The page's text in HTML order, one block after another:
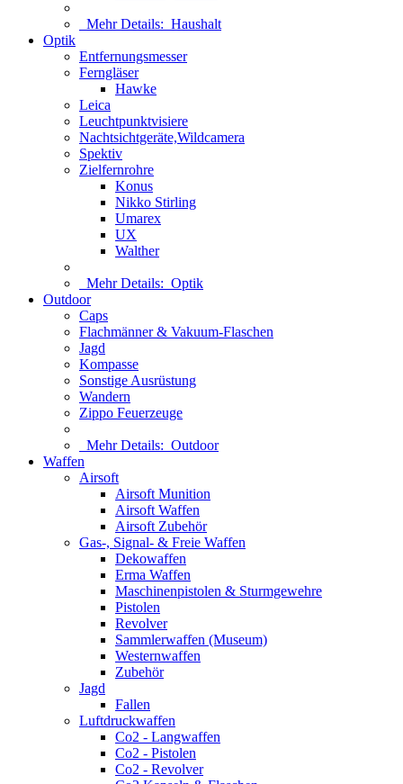
Mehr Details: Haushalt
Optik
Entfernungsmesser
Ferngläser
Hawke
Leica
Leuchtpunktvisiere
Nachtsichtgeräte,Wildcamera
Spektiv
Zielfernrohre
Konus
Nikko Stirling
Umarex
UX
Walther
Mehr Details: Optik
Outdoor
Caps
Flachmänner & Vakuum-Flaschen
Jagd
Kompasse
Sonstige Ausrüstung
Wandern
Zippo Feuerzeuge
Mehr Details: Outdoor
Waffen
Airsoft
Airsoft Munition
Airsoft Waffen
Airsoft Zubehör
Gas-, Signal- & Freie Waffen
Dekowaffen
Erma Waffen
Maschinenpistolen & Sturmgewehre
Pistolen
Revolver
Sammlerwaffen (Museum)
Westernwaffen
Zubehör
Jagd
Fallen
Luftdruckwaffen
Co2 - Langwaffen
Co2 - Pistolen
Co2 - Revolver